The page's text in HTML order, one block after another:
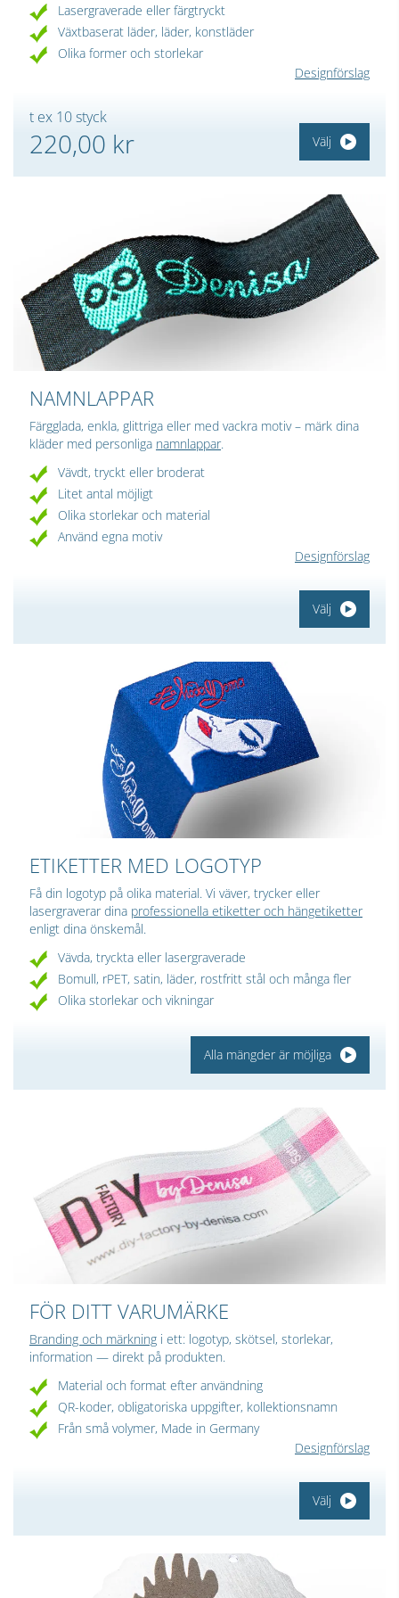
Lasergraverade eller färgtryckt
Växtbaserat läder, läder, konstläder
Olika former och storlekar
Designförslag
t ex 10 styck
220,00 kr Välj
NAMNLAPPAR
Färgglada, enkla, glittriga eller med vackra motiv – märk dina
kläder med personliga namnlappar.
Vävdt, tryckt eller broderat
Litet antal möjligt
Olika storlekar och material
Använd egna motiv
Designförslag
Välj
ETIKETTER MED LOGOTYP
Få din logotyp på olika material. Vi väver, trycker eller
lasergraverar dina professionella etiketter och hängetiketter
enligt dina önskemål.
Vävda, tryckta eller lasergraverade
Bomull, rPET, satin, läder, rostfritt stål och många fler
Olika storlekar och vikningar
Alla mängder är möjliga
FÖR DITT VARUMÄRKE
Branding och märkning i ett: logotyp, skötsel, storlekar,
information — direkt på produkten.
Material och format efter användning
QR-koder, obligatoriska uppgifter, kollektionsnamn
Från små volymer, Made in Germany
Designförslag
Välj